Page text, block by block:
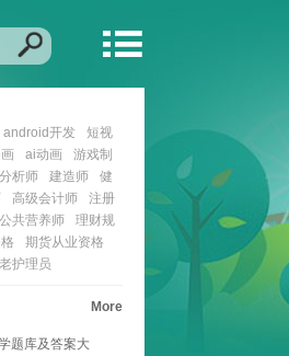
android开发
短视
ai动画
游戏制
析师 建造师
健
高级会计师
注册
公共营养师
理财规
期货从业资格
护理员
More
题库及答案大